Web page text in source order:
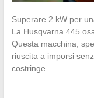
Superare 2 kW per
La Husqvarna 445
Questa macchina,
riuscita a imporsi
costringe…